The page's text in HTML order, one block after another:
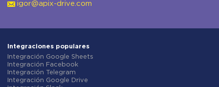
igor@apix-drive.com
Integraciones populares
Integración Google Sheets
Integración Facebook
Integración Telegram
Integración Google Drive